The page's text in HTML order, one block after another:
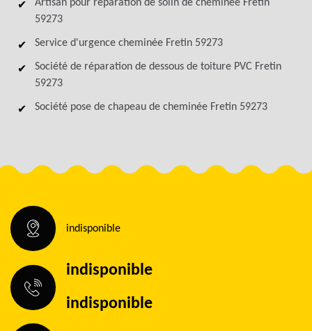
Artisan pour réparation de solin de cheminée Fretin
59273
Service d'urgence cheminée Fretin 59273
Société de réparation de dessous de toiture PVC Fretin
59273
Société pose de chapeau de cheminée Fretin 59273
indisponible
indisponible
indisponible